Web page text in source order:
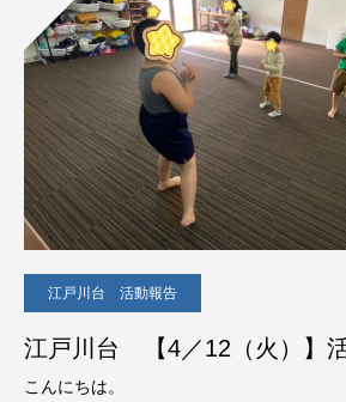
江戸川台 活動報告
江戸川台 【4／12（火）】
こんにちは。